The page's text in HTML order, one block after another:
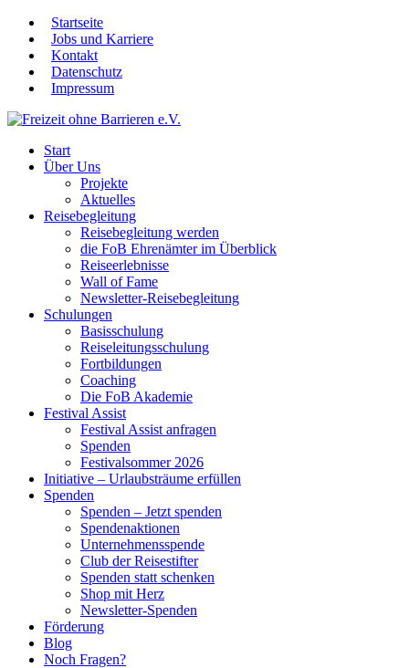
Startseite
Jobs und Karriere
Kontakt
Datenschutz
Impressum
Start
Über Uns
Projekte
Aktuelles
Reisebegleitung
Reisebegleitung werden
die FoB Ehrenämter im Überblick
Reiseerlebnisse
Wall of Fame
Newsletter-Reisebegleitung
Schulungen
Basisschulung
Reiseleitungsschulung
Fortbildungen
Coaching
Die FoB Akademie
Festival Assist
Festival Assist anfragen
Spenden
Festivalsommer 2026
Initiative – Urlaubsträume erfüllen
Spenden
Spenden – Jetzt spenden
Spendenaktionen
Unternehmensspende
Club der Reisestifter
Spenden statt schenken
Shop mit Herz
Newsletter-Spenden
Förderung
Blog
Noch Fragen?